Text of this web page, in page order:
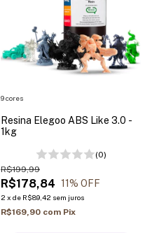
Resina Elegoo ABS Like 3.0 -
1kg
(0)
R$178,84
R$199,99
11% OFF
2 x de R$89,42 sem juros
R$169,90 com Pix
9 cores